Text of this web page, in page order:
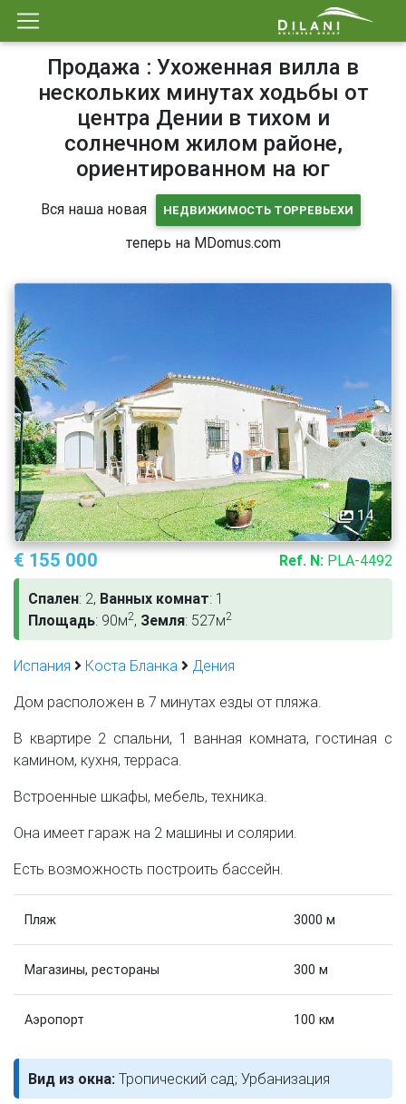
Продажа : Ухоженная вилла в
нескольких минутах ходьбы от
центра Дении в тихом и
солнечном жилом районе,
ориентированном на юг
Вся наша новая НЕДВИЖИМОСТЬ ТОРРЕВЬЕХИ
теперь на MDomus.com
14
€ 155 000 Ref. N: PLA-4492
Спален: 2, Ванных комнат: 1
Площадь: 90м2, Земля: 527м2
Испания Коста Бланка
Дения
Дом расположен в 7 минутах езды от пляжа.
В квартире 2 спальни, 1 ванная комната, гостиная с
камином, кухня, терраса.
Встроенные шкафы, мебель, техника.
Она имеет гараж на 2 машины и солярии.
Есть возможность построить бассейн.
Пляж 3000 м
Магазины, рестораны 300 м
Аэропорт 100 км
Вид из окна: Тропический сад; Урбанизация